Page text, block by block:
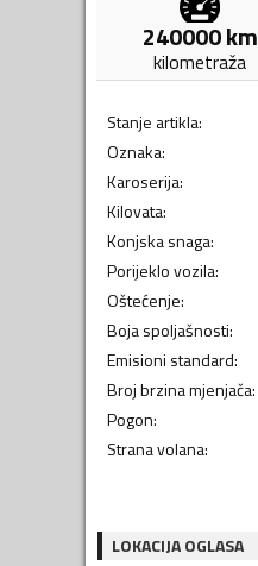
240000km
kilometraža
Stanje artikla:
Oznaka:
Karoserija:
Kilovata:
Konjska snaga:
Porijeklo vozila:
Oštećenje:
Boja spoljašnosti:
Emisioni standard:
Broj brzina mjenjača:
Pogon:
Strana volana:
LOKACIJA OGLASA